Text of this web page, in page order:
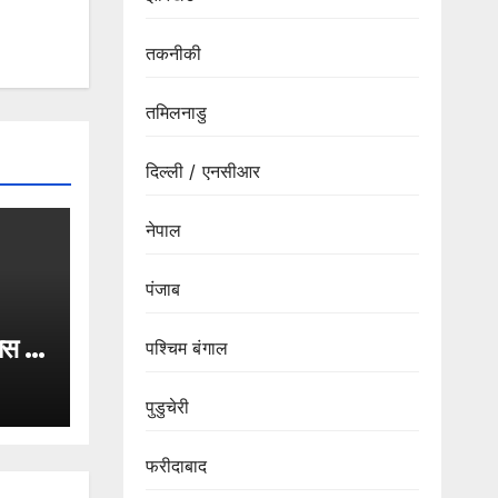
9
पर
तकनीकी
तमिलनाडु
दिल्ली / एनसीआर
नेपाल
पंजाब
पश्चिम बंगाल
पुडुचेरी
फरीदाबाद